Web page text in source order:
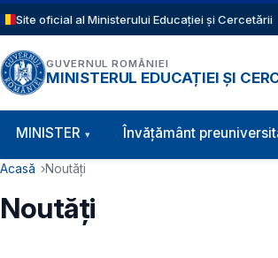
Sari la conținutul principal
Site oficial al Ministerului Educației și Cercetării
GUVERNUL ROMÂNIEI
MINISTERUL EDUCAȚIEI ȘI
Navigație principală
MINISTER Învăţământ
Cale de navigare
Acasă Noutăți
Noutăți